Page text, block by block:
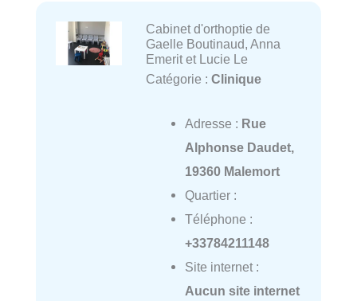
Cabinet d'orthoptie de
Gaelle Boutinaud, Anna
Emerit et Lucie Le
Catégorie : Clinique
Adresse : Rue
Alphonse Daudet,
19360 Malemort
Quartier :
Téléphone :
+33784211148
Site internet :
Aucun site internet